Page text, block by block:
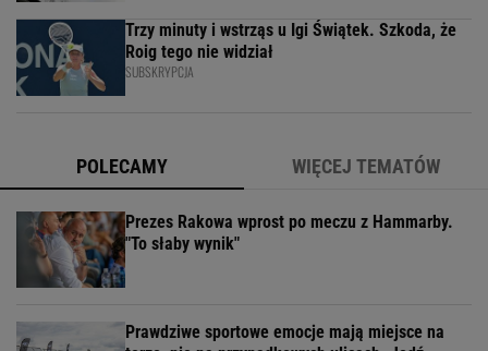
Trzy minuty i wstrząs u Igi Świątek. Szkoda, że
Roig tego nie widział
SUBSKRYPCJA
POLECAMY WIĘCEJ TEMATÓW
Prezes Rakowa wprost po meczu z Hammarby.
"To słaby wynik"
Prawdziwe sportowe emocje mają miejsce na